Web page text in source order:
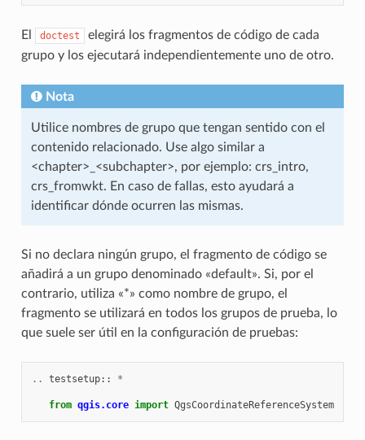
El doctest
elegirá los fragmentos de código de cada
grupo y los ejecutará independientemente uno de otro.
Nota
Utilice nombres de grupo que tengan sentido con el
contenido relacionado. Use algo similar a
<chapter>_<subchapter>, por ejemplo: crs_intro,
crs_fromwkt. En caso de fallas, esto ayudará a
identificar dónde ocurren las mismas.
Si no declara ningún grupo, el fragmento de código se
añadirá a un grupo denominado «default». Si, por el
contrario, utiliza «*» como nombre de grupo, el
fragmento se utilizará en todos los grupos de prueba, lo
que suele ser útil en la configuración de pruebas:
.. testsetup:: *
from qgis.core import QgsCoordinateReferenceSystem